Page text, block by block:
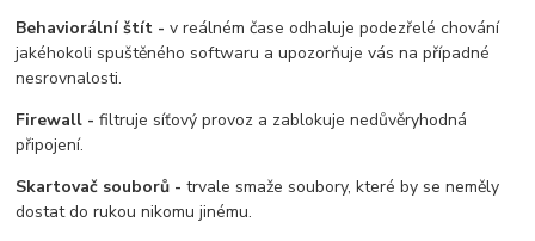
Behaviorální štít -v reálném čase odhaluje podezřelé chování
jakéhokoli spuštěného softwaru a upozorňuje vás na případné
nesrovnalosti.
Firewall -filtruje síťový provoz a zablokuje nedůvěryhodná
připojení.
Skartovač souborů -trvale smaže soubory, které by se neměly
dostat do rukou nikomu jinému.